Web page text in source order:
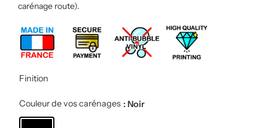
carénage route).
Finition
Couleur de vos carénages : Noir